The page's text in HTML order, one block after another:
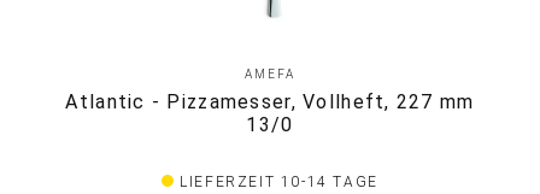
AMEFA
Atlantic - Pizzamesser, Vollheft, 227 mm
13/0
LIEFERZEIT 10-14 TAGE